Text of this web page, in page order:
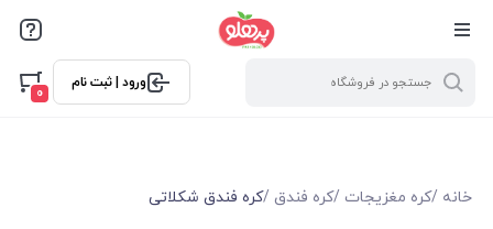
@media screen and (max-width: 500px) { .w-ch{bottom: 125px
!important; left:5px !important;} }
ورود | ثبت نام
0
خانه /کره مغزیجات /کره فندق /کره فندق شکلاتی